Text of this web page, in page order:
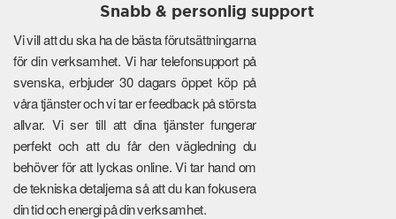
Snabb & personlig support
Vi vill att du ska ha de bästa förutsättningarna
för din verksamhet. Vi har telefonsupport på
svenska, erbjuder 30 dagars öppet köp på
våra tjänster och vi tar er feedback på största
allvar. Vi ser till att dina tjänster fungerar
perfekt och att du får den vägledning du
behöver för att lyckas online. Vi tar hand om
de tekniska detaljerna så att du kan fokusera
din tid och energi på din verksamhet.